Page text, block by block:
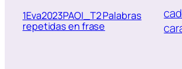
1Eva2023PAOI_T2 Palabras
repetidas en frase